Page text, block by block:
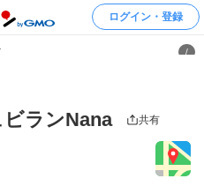
ログイン・登録
/
ランNana 共有